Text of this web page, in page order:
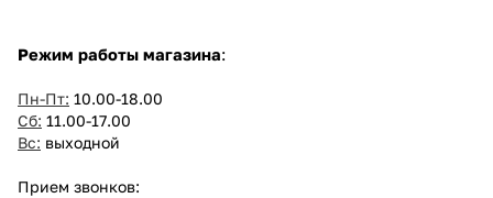
Режим работы магазина:
Пн-Пт: 10.00-18.00
Сб: 11.00-17.00
Вс: выходной
Прием звонков: